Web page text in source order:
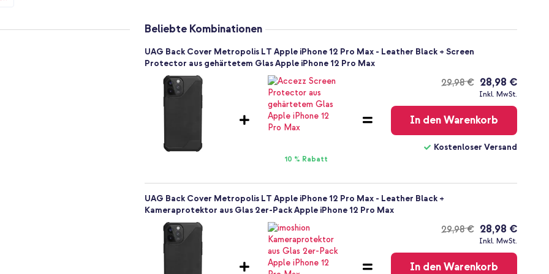
Beliebte Kombinationen
UAG Back Cover Metropolis LT Apple iPhone 12 Pro Max - Leather Black + Screen
Protector aus gehärtetem Glas Apple iPhone 12 Pro Max
10 % Rabatt
29,98 €
Kostenloser
28,98 €
Inkl. MwSt.
In den Warenkorb
Kostenloser Versand
UAG Back Cover Metropolis LT Apple iPhone 12 Pro Max - Leather Black +
Kameraprotektor aus Glas 2er-Pack Apple iPhone 12 Pro Max
29,98 €
Kostenloser
28,98 €
Inkl. MwSt.
In den Warenkorb